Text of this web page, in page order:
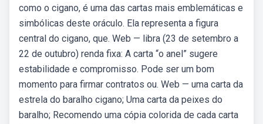
como o cigano, é uma das cartas mais emblemáticas e
simbólicas deste oráculo. Ela representa a figura
central do cigano, que. Web — libra (23 de setembro a
22 de outubro) renda fixa: A carta “o anel” sugere
estabilidade e compromisso. Pode ser um bom
momento para firmar contratos ou. Web — uma carta da
estrela do baralho cigano; Uma carta da peixes do
baralho; Recomendo uma cópia colorida de cada carta